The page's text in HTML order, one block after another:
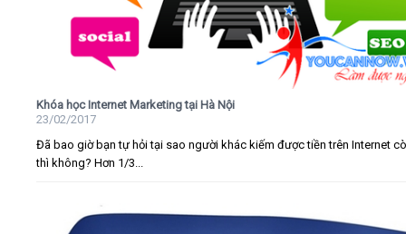
Khóa học Internet Marketing tại Hà Nội
23/02/2017
Đã bao giờ bạn tự hỏi tại sao người khác kiếm được tiền trên Internet
thì không? Hơn 1/3...